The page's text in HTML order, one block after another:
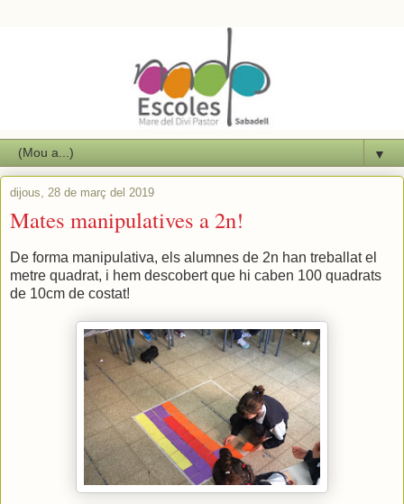
▼
dijous, 28 de març del 2019
Mates manipulatives a 2n!
De forma manipulativa, els alumnes de 2n han treballat el
metre quadrat, i hem descobert que hi caben 100 quadrats
de 10cm de costat!